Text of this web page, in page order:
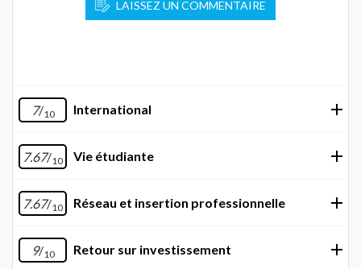
LAISSEZ UN COMMENTAIRE
7/10 International
7.67/10 Vie étudiante
7.67/10 Réseau et insertion professionnelle
9/10 Retour sur investissement